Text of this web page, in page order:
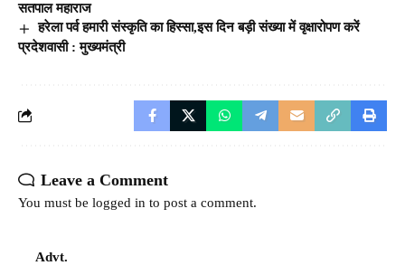
सतपाल महाराज
हरेला पर्व हमारी संस्कृति का हिस्सा,इस दिन बड़ी संख्या में वृक्षारोपण करें
प्रदेशवासी : मुख्यमंत्री
Leave a Comment
You must be logged in to post a comment.
Advt.